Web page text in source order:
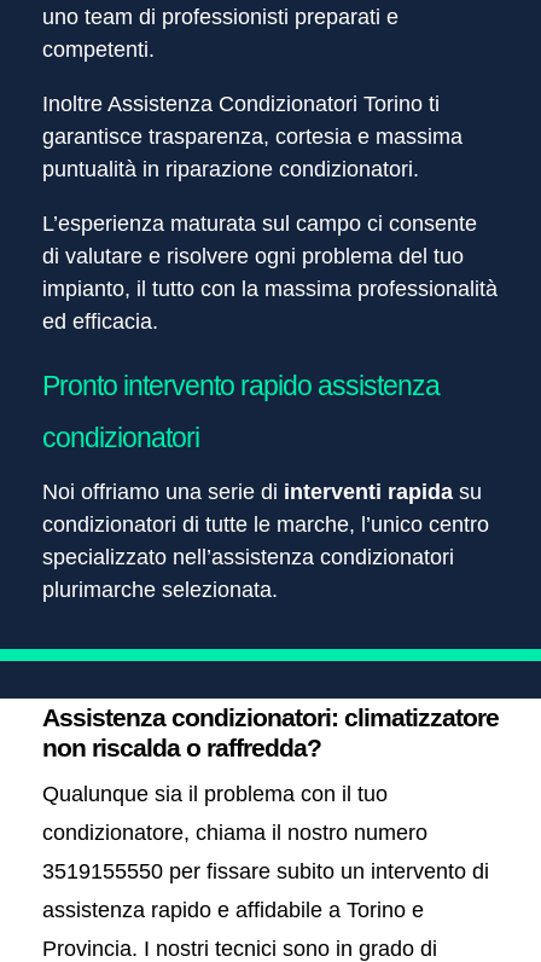
uno team di professionisti preparati e
competenti.
Inoltre Assistenza Condizionatori Torino ti
garantisce trasparenza, cortesia e massima
puntualità in riparazione condizionatori.
L’esperienza maturata sul campo ci consente
di valutare e risolvere ogni problema del tuo
impianto, il tutto con la massima professionalità
ed efficacia.
Pronto intervento rapido assistenza
condizionatori
Noi offriamo una serie di interventi rapida su
condizionatori di tutte le marche, l’unico centro
specializzato nell’assistenza condizionatori
plurimarche selezionata.
Assistenza condizionatori: climatizzatore
non riscalda o raffredda?
Qualunque sia il problema con il tuo
condizionatore, chiama il nostro numero
3519155550 per fissare subito un intervento di
assistenza rapido e affidabile a Torino e
Provincia. I nostri tecnici sono in grado di